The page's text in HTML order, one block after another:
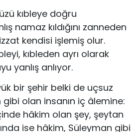
kıbleye doğru
namaz kıldığını zanneden
kendisi işlemiş olur.
kıbleden ayrı olarak
yanlış anlıyor.
bir şehir belki de uçsuz
olan insanın iç âlemine:
hâkim olan şey, şeytan
ise hâkim, Süleyman gibi